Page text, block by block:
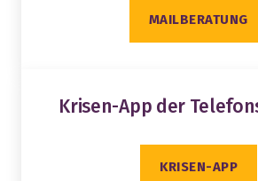
MAILBERATUNG
Krisen-App der
KRISEN-APP